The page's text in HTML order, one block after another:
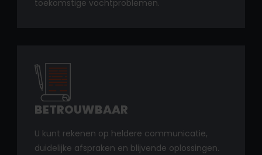
toekomstige vochtproblemen.
BETROUWBAAR
U kunt rekenen op heldere communicatie,
duidelijke afspraken en blijvende oplossingen.